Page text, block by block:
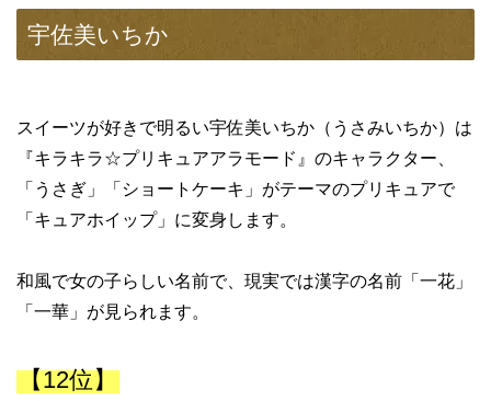
宇佐美いちか
スイーツが好きで明るい宇佐美いちか（うさみいちか）は
『キラキラ☆プリキュアアラモード』のキャラクター、
「うさぎ」「ショートケーキ」がテーマのプリキュアで
「キュアホイップ」に変身します。
和風で女の子らしい名前で、現実では漢字の名前「一花」
「一華」が見られます。
【12位】